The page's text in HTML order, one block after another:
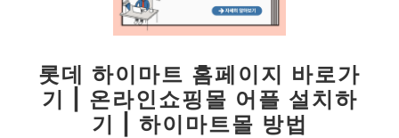
롯데 하이마트 홈페이지 바로가
기 | 온라인쇼핑몰 어플 설치하
기 | 하이마트몰 방법